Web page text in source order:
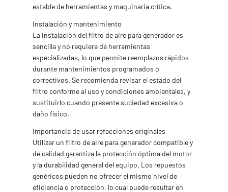
estable de herramientas y maquinaria crítica.
Instalación y mantenimiento
La instalación del filtro de aire para generador es
sencilla y no requiere de herramientas
especializadas, lo que permite reemplazos rápidos
durante mantenimientos programados o
correctivos. Se recomienda revisar el estado del
filtro conforme al uso y condiciones ambientales, y
sustituirlo cuando presente suciedad excesiva o
daño físico.
Importancia de usar refacciones originales
Utilizar un filtro de aire para generador compatible y
de calidad garantiza la protección óptima del motor
y la durabilidad general del equipo. Los repuestos
genéricos pueden no ofrecer el mismo nivel de
eficiencia o protección, lo cual puede resultar en